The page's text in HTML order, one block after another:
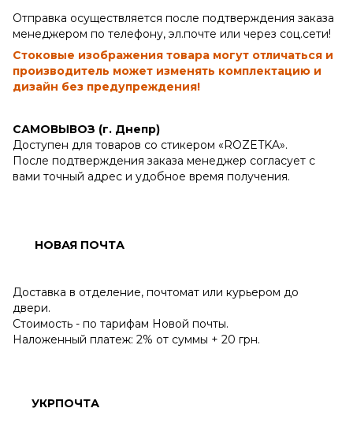
Отправка осуществляется после подтверждения заказа
менеджером по телефону, эл.почте или через соц.сети!
Стоковые изображения товара могут отличаться и
производитель может изменять комплектацию и
дизайн без предупреждения!
САМОВЫВОЗ (г. Днепр)
Доступен для товаров со стикером «ROZETKA».
После подтверждения заказа менеджер согласует с
вами точный адрес и удобное время получения.
НОВАЯ ПОЧТА
Доставка в отделение, почтомат или курьером до
двери.
Стоимость - по тарифам Новой почты.
Наложенный платеж: 2% от суммы + 20 грн.
УКРПОЧТА